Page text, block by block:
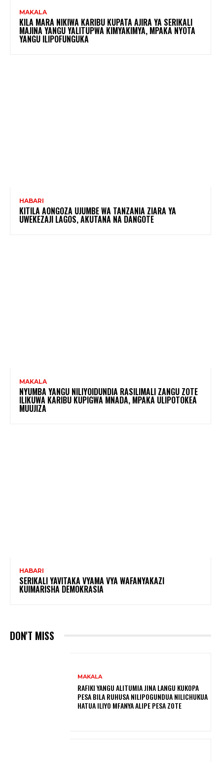
MAKALA
KILA MARA NIKIWA KARIBU KUPATA AJIRA YA SERIKALI
MAJINA YANGU YALITUPWA KIMYAKIMYA, MPAKA NYOTA
YANGU ILIPOFUNGUKA
HABARI
KITILA AONGOZA UJUMBE WA TANZANIA ZIARA YA
UWEKEZAJI LAGOS, AKUTANA NA DANGOTE
MAKALA
NYUMBA YANGU NILIYOIDUNDIA RASILIMALI ZANGU ZOTE
ILIKUWA KARIBU KUPIGWA MNADA, MPAKA ULIPOTOKEA
MUUJIZA
HABARI
SERIKALI YAVITAKA VYAMA VYA WAFANYAKAZI
KUIMARISHA DEMOKRASIA
DON'T MISS
MAKALA
RAFIKI YANGU ALITUMIA JINA LANGU KUKOPA
PESA BILA RUHUSA NILIPOGUNDUA NILICHUKUA
HATUA ILIYO MFANYA ALIPE PESA ZOTE